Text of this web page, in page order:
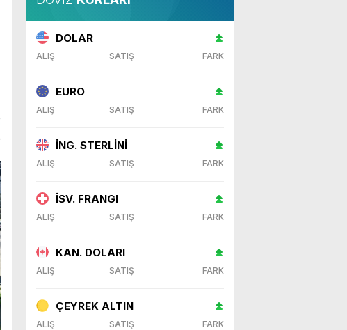
DOLAR
ALIŞ SATIŞ FARK
EURO
ALIŞ SATIŞ FARK
İNG. STERLİNİ
ALIŞ SATIŞ FARK
İSV. FRANGI
ALIŞ SATIŞ FARK
KAN. DOLARI
ALIŞ SATIŞ FARK
ÇEYREK ALTIN
ALIŞ SATIŞ FARK